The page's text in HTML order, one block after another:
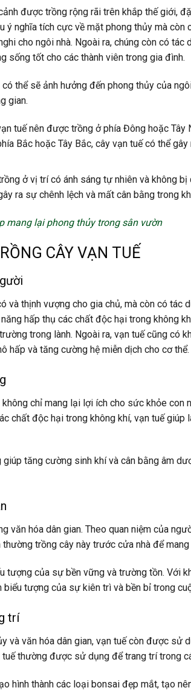
được trồng rộng rãi trên khắp thế giới,
ý nghĩa tích cực về mặt phong thủy mà
cho ngôi nhà. Ngoài ra, chúng còn có
sống tốt cho các thành viên trong gia đình.
thể sẽ ảnh hưởng đến phong thủy của
gian.
tuế nên được trồng ở phía Đông hoặc
Bắc hoặc Tây Bắc, cây vạn tuế có thể
ở vị trí có ánh sáng tự nhiên và không
ra sự chênh lệch và mất cân bằng trong
mang lại phong thủy trong sân vườn
CÂY VẠN TUẾ
và thịnh vượng cho gia chủ, mà còn có
hấp thụ các chất độc hại trong không
trong lành. Ngoài ra, vạn tuế cũng có
hấp và tăng cường hệ miễn dịch cho cơ thể.
chỉ mang lại lợi ích cho sức khỏe
chất độc hại trong không khí, vạn tuế
giúp tăng cường sinh khí và cân bằng âm
văn hóa dân gian. Theo quan niệm của
trồng cây này trước cửa nhà để
tượng của sự bền vững và trường tồn. Với
biểu tượng của sự kiên trì và bền bỉ trong
trí
và văn hóa dân gian, vạn tuế còn được sử
thường được sử dụng để trang trí trong
hình thành các loại bonsai đẹp mắt, tạo